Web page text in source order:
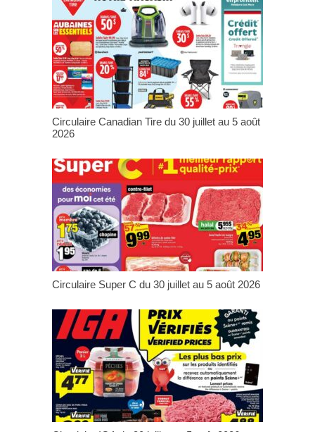
Circulaire Canadian Tire du 30 juillet au 5 août
2026
Circulaire Super C du 30 juillet au 5 août 2026